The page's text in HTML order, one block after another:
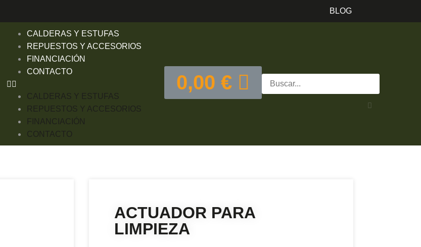
BLOG
CALDERAS Y ESTUFAS
REPUESTOS Y ACCESORIOS
FINANCIACIÓN
CONTACTO
CALDERAS Y ESTUFAS
REPUESTOS Y ACCESORIOS
FINANCIACIÓN
CONTACTO
0,00 €
ACTUADOR PARA
LIMPIEZA